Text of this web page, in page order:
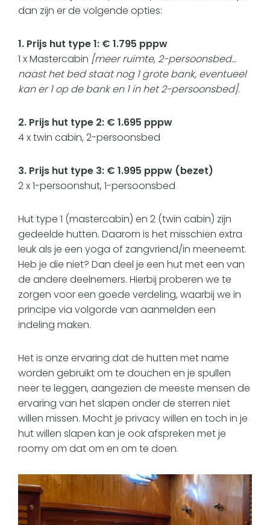
dan zijn er de volgende opties:
1. Prijs hut type 1: € 1.795 pppw
1 x Mastercabin [meer ruimte, 2-persoonsbed…
naast het bed staat nog 1 grote bank, eventueel
kan er 1 op de bank en 1 in het 2-persoonsbed].
2. Prijs hut type 2: € 1.695 pppw
4 x twin cabin, 2-persoonsbed
3. Prijs hut type 3: € 1.995 pppw (bezet)
2 x 1-persoonshut, 1-persoonsbed
Hut type 1 (mastercabin) en 2 (twin cabin) zijn
gedeelde hutten. Daarom is het misschien extra
leuk als je een yoga of zangvriend/in meeneemt.
Heb je die niet? Dan deel je een hut met een van
de andere deelnemers. Hierbij proberen we te
zorgen voor een goede verdeling, waarbij we in
principe via volgorde van aanmelden een
indeling maken.
Het is onze ervaring dat de hutten met name
worden gebruikt om te douchen en je spullen
neer te leggen, aangezien de meeste mensen de
ervaring van het slapen onder de sterren niet
willen missen. Mocht je privacy willen en toch in je
hut willen slapen kan je ook afspreken met je
roomy om dat om en om te doen.